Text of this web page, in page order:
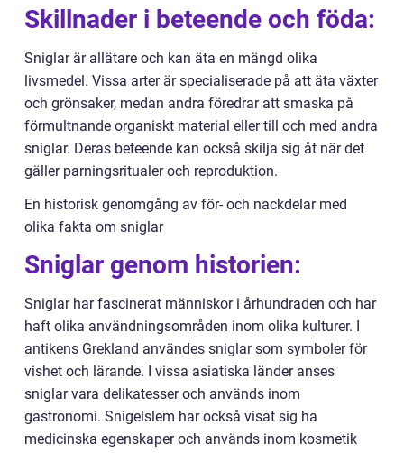
Skillnader i beteende och föda:
Sniglar är allätare och kan äta en mängd olika
livsmedel. Vissa arter är specialiserade på att äta växter
och grönsaker, medan andra föredrar att smaska på
förmultnande organiskt material eller till och med andra
sniglar. Deras beteende kan också skilja sig åt när det
gäller parningsritualer och reproduktion.
En historisk genomgång av för- och nackdelar med
olika fakta om sniglar
Sniglar genom historien:
Sniglar har fascinerat människor i århundraden och har
haft olika användningsområden inom olika kulturer. I
antikens Grekland användes sniglar som symboler för
vishet och lärande. I vissa asiatiska länder anses
sniglar vara delikatesser och används inom
gastronomi. Snigelslem har också visat sig ha
medicinska egenskaper och används inom kosmetik